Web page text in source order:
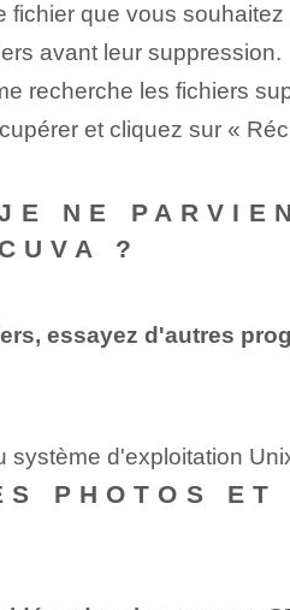
que vous souhaitez
avant leur suppression.
recherche les fichiers
et cliquez sur «
NE
?
essayez d'autres
système d'exploitation
PHOTOS